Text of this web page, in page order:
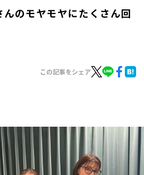
ズ
んのモヤモヤにたくさん回
この記事をシェア